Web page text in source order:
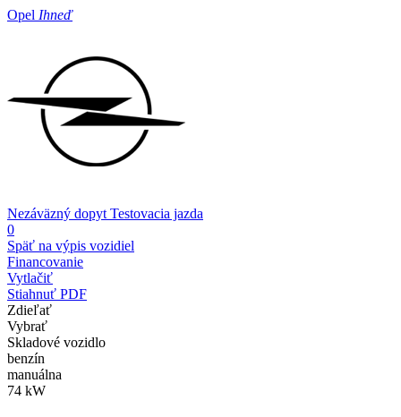
Opel Ihneď
Nezáväzný dopyt Testovacia jazda
0
Späť na výpis vozidiel
Financovanie
Vytlačiť
Stiahnuť PDF
Zdieľať
Vybrať
Skladové vozidlo
benzín
manuálna
74 kW